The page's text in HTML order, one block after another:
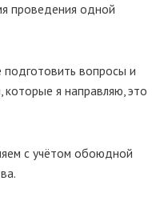
проведения одной
подготовить вопросы и
я направляю, это
с учётом обоюдной